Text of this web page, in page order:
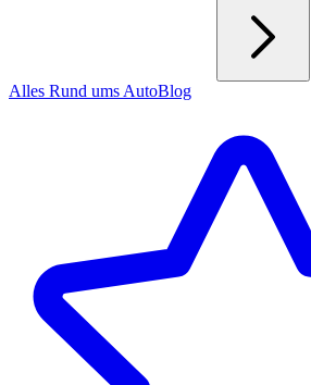
Alles Rund ums AutoBlog